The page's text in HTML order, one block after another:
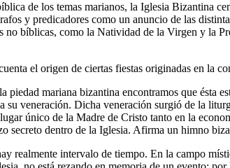
de los temas marianos, la Iglesia Bizantina
y predicadores como un anuncio de las
no bíblicas, como la Natividad de la Virgen y la
el origen de ciertas fiestas originadas en la
piedad mariana bizantina encontramos que ésta
su veneración. Dicha veneración surgió de la
único de la Madre de Cristo tanto en la
secreto dentro de la Iglesia. Afirma un himno
realmente intervalo de tiempo. En la campo